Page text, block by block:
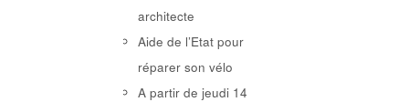
architecte
Aide de l’Etat pour
réparer son vélo
A partir de jeudi 14